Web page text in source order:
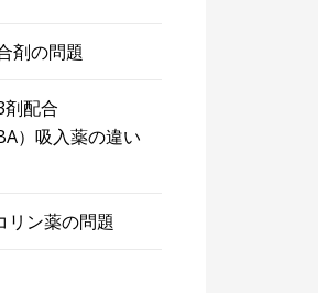
剤の問題
剤配合
）吸入薬の違い
リン薬の問題